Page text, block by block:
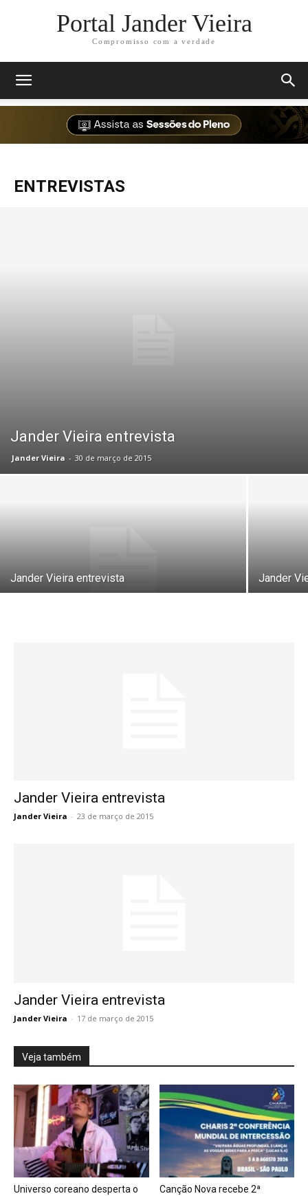
Portal Jander Vieira
Compromisso com a verdade
ENTREVISTAS
Jander Vieira entrevista
Jander Vieira - 30 de março de 2015
Jander Vieira entrevista Jander
Jander Vieira entrevista
Jander Vieira - 23 de março de 2015
Jander Vieira entrevista
Jander Vieira - 17 de março de 2015
Veja também
Universo coreano desperta o
Canção Nova recebe 2ª